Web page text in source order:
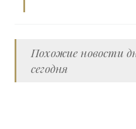
Похожие новости
сегодня